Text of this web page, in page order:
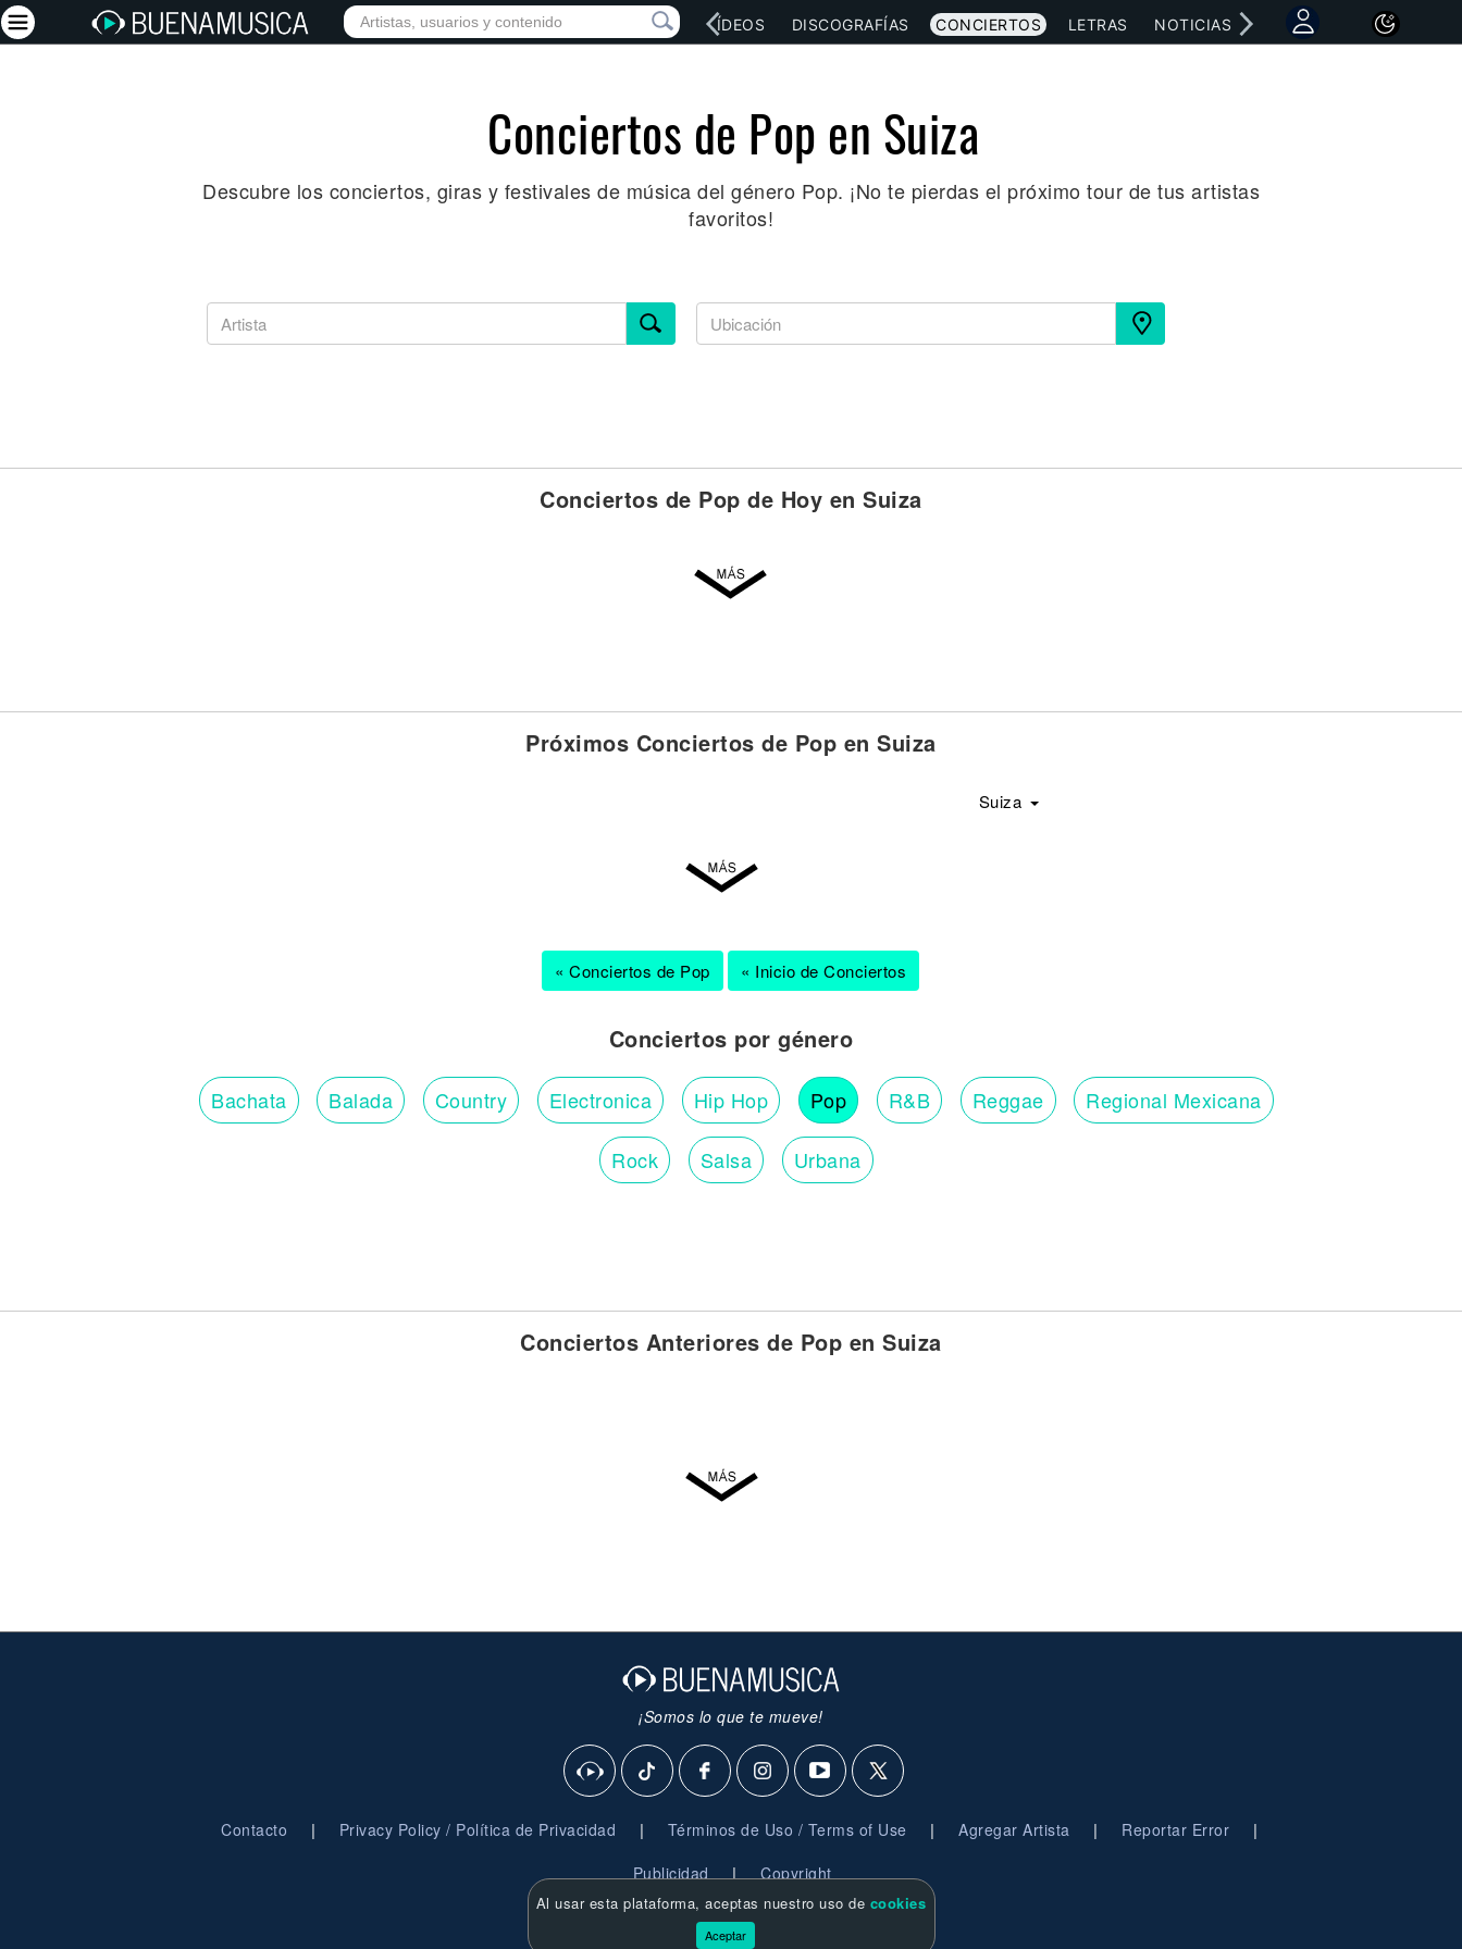
Conciertos
INICIO ARTISTAS RED SOCIAL MÚSICA VÍDEOS DISCOGRAFÍAS CONCIERTOS LETRAS NOTICIAS
Conciertos de Pop en Suiza
Descubre los conciertos, giras y festivales de música del género Pop. ¡No te pierdas el próximo tour de tus artistas
favoritos!
Conciertos de Pop de Hoy en Suiza
Próximos Conciertos de Pop en Suiza
Suiza
« Conciertos de Pop « Inicio de Conciertos
Conciertos por género
Bachata Balada Country Electronica Hip Hop Pop R&B Reggae Regional Mexicana
Rock Salsa Urbana
Conciertos Anteriores de Pop en Suiza
¡Somos lo que te mueve!
Contacto | Privacy Policy / Política de Privacidad | Términos de Uso / Terms of Use | Agregar Artista | Reportar Error |
Publicidad | Copyright
© 2026 BuenaMusica.com - Derechos Reservados
Al usar esta plataforma, aceptas nuestro uso de cookies
Aceptar